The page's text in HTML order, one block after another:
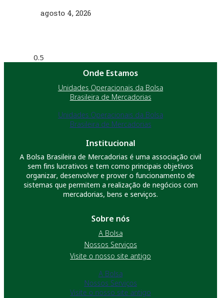
agosto 4, 2026
Onde Estamos
Unidades Operacionais da Bolsa
Brasileira de Mercadorias
Unidades Operacionais da Bolsa
Brasileira de Mercadorias
Institucional
A Bolsa Brasileira de Mercadorias é uma associação civil
sem fins lucrativos e tem como principais objetivos
organizar, desenvolver e prover o funcionamento de
sistemas que permitem a realização de negócios com
mercadorias, bens e serviços.
Sobre nós
A Bolsa
Nossos Serviços
Visite o nosso site antigo
A Bolsa
Nossos Serviços
Visite o nosso site antigo